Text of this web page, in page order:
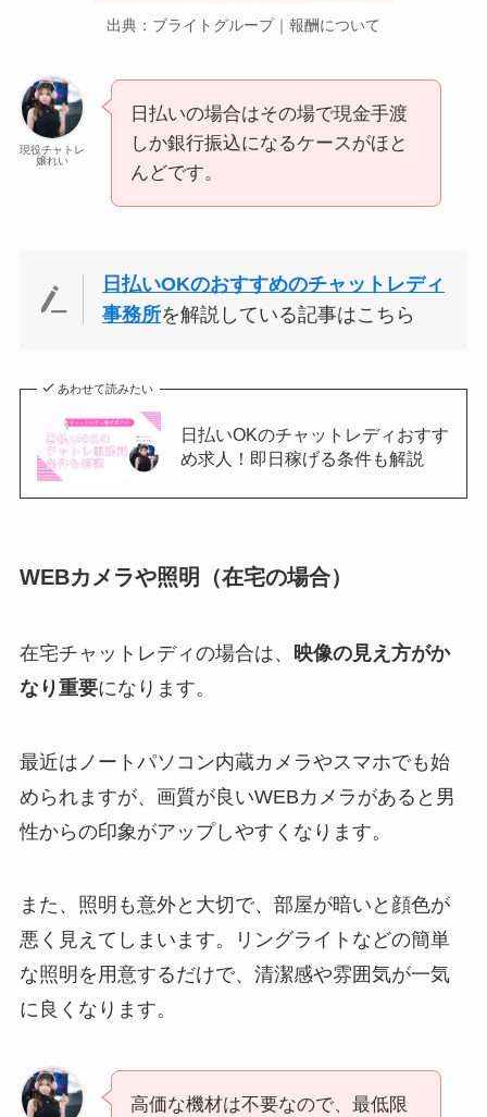
出典：ブライトグループ｜報酬について
現役チャトレ
嬢れい
日払いの場合はその場で現金手渡
しか銀行振込になるケースがほと
んどです。
日払いOKのおすすめのチャットレディ
事務所を解説している記事はこちら
あわせて読みたい
日払いOKのチャットレディおすす
め求人！即日稼げる条件も解説
WEBカメラや照明（在宅の場合）
在宅チャットレディの場合は、
映像の見え方がか
なり重要になります。
最近はノートパソコン内蔵カメラやスマホでも始
められますが、画質が良いWEBカメラがあると男
性からの印象がアップしやすくなります。
また、照明も意外と大切で、部屋が暗いと顔色が
悪く見えてしまいます。リングライトなどの簡単
な照明を用意するだけで、清潔感や雰囲気が一気
に良くなります。
高価な機材は不要なので、最低限